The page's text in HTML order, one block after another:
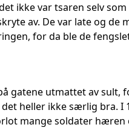
ikke var tsaren selv
av. De var late og de
for da ble de
gatene utmattet av sult,
heller ikke særlig bra. I
mange soldater hæren